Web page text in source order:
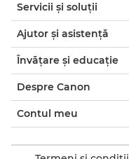
Servicii şi soluţii
Ajutor şi asistenţă
Învăţare şi educaţie
Despre Canon
Contul meu